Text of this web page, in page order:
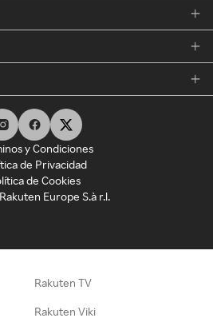
y Condiciones
de Privacidad
de Cookies
Europe S.à r.l.
Rakuten TV
Rakuten Viki